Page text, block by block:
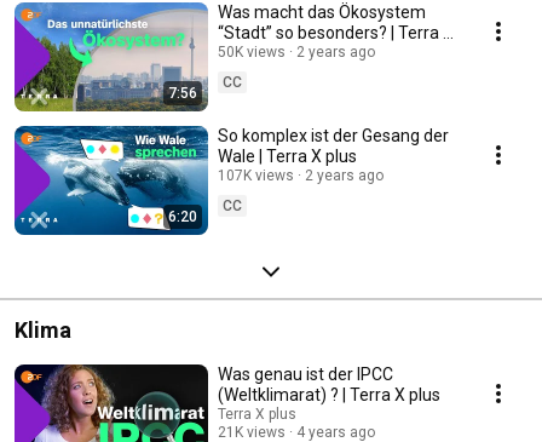
7:56
Was macht das Ökosystem
“Stadt” so besonders? | Terra X
plus
50K views
2 years ago
CC
6:20
So komplex ist der Gesang der
Wale | Terra X plus
107K views
2 years ago
CC
Klima
Was genau ist der IPCC
(Weltklimarat) ? | Terra X plus
Terra X plus
21K views
4 years ago